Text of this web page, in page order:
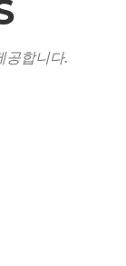
공합니다.